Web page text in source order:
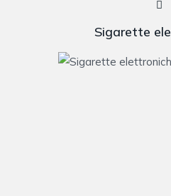
Sigarette